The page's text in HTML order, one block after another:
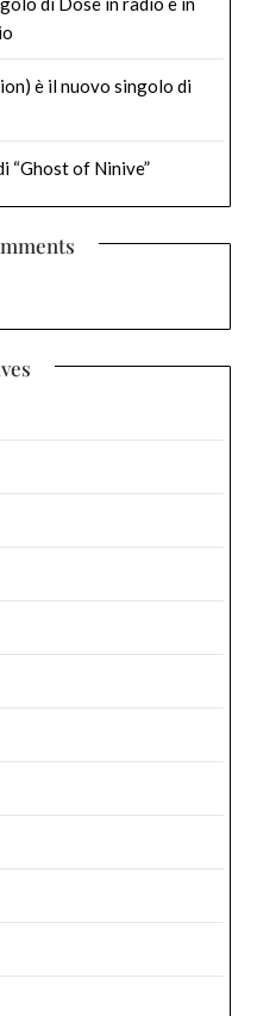
è il nuovo singolo di
“Ghost of Ninive”